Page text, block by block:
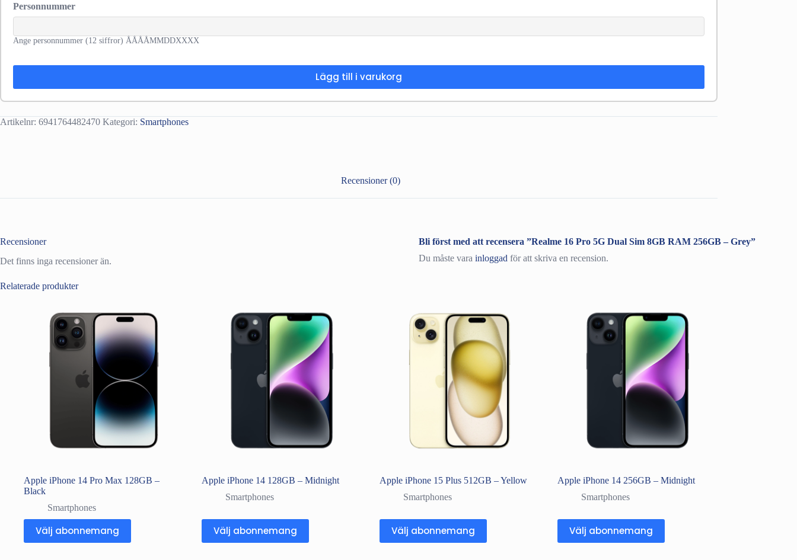
Personnummer
Ange personnummer (12 siffror) ÅÅÅÅMMDDXXXX
Lägg till i varukorg
Artikelnr: 6941764482470 Kategori: Smartphones
Recensioner (0)
Recensioner
Det finns inga recensioner än.
Bli först med att recensera ”Realme 16 Pro 5G Dual Sim 8GB RAM 256GB – Grey”
Du måste vara inloggadför att skriva en recension.
Relaterade produkter
Apple iPhone 14 Pro Max 128GB –
Black
Smartphones
Välj abonnemang
Apple iPhone 14 128GB – Midnight
Smartphones
Välj abonnemang
Apple iPhone 15 Plus 512GB – Yellow
Smartphones
Välj abonnemang
Apple iPhone 14 256GB – Midnight
Smartphones
Välj abonnemang